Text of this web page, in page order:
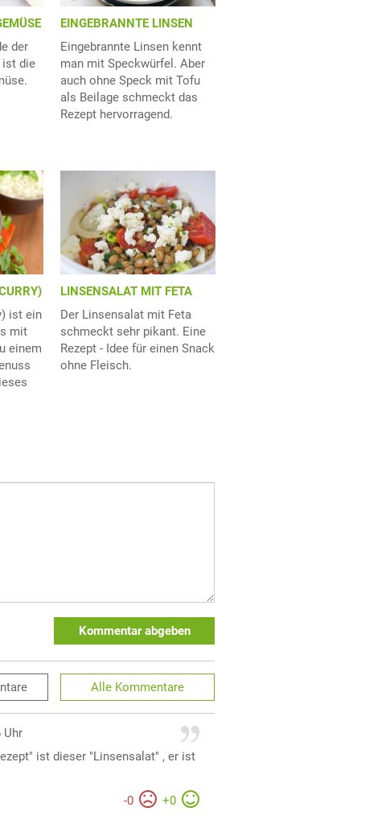
der
ist die
EINGEBRANNTE LINSEN
Eingebrannte Linsen kennt
man mit Speckwürfel. Aber
auch ohne Speck mit Tofu
als Beilage schmeckt das
Rezept hervorragend.
ist ein
mit
einem
LINSENSALAT MIT FETA
Der Linsensalat mit Feta
schmeckt sehr pikant. Eine
Rezept - Idee für einen Snack
ohne Fleisch.
Kommentar abgeben
Alle Kommentare
Uhr
ist dieser "Linsensalat" , er ist
-0 +0